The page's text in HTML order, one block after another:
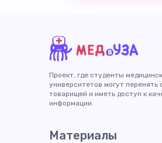
Проект, где студенты
университетов могут перенять
товарищей и иметь доступ к
информации.
Материалы